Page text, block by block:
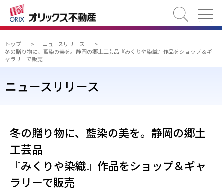
検索
トップ > ニュースリリース
>
冬の贈り物に、藍染の美を。静岡の郷土工芸品『みくりや染織』作品をショップ＆ギ
ャラリーで販売
ニュースリリース
冬の贈り物に、藍染の美を。静岡の郷土
工芸品
『みくりや染織』作品をショップ＆ギャ
ラリーで販売